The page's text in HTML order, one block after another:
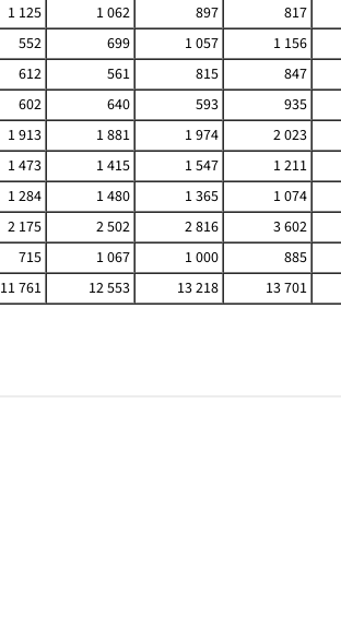
1 125 1 062 897
817
552 699 1 057
1 156
612 561 815
847
602 640 593
935
1 913 1 881 1 974
2 023
1 473 1 415 1 547
1 211
1 284 1 480 1 365
1 074
2 175 2 502 2 816
3 602
715 1 067 1 000
885
11 761 12 553 13 218 13 701